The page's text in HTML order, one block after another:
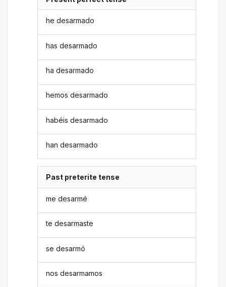
he desarmado
has desarmado
ha desarmado
hemos desarmado
habéis desarmado
han desarmado
Past preterite tense
me desarmé
te desarmaste
se desarmó
nos desarmamos